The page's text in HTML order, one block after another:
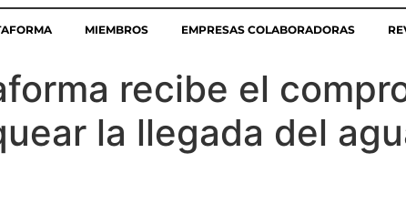
MIEMBROS EMPRESAS COLABORADORAS
recibe el
la llegada del